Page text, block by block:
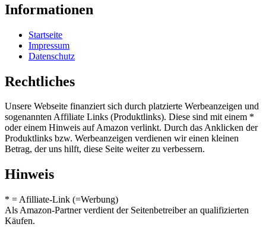
Informationen
Startseite
Impressum
Datenschutz
Rechtliches
Unsere Webseite finanziert sich durch platzierte Werbeanzeigen und
sogenannten Affiliate Links (Produktlinks). Diese sind mit einem *
oder einem Hinweis auf Amazon verlinkt. Durch das Anklicken der
Produktlinks bzw. Werbeanzeigen verdienen wir einen kleinen
Betrag, der uns hilft, diese Seite weiter zu verbessern.
Hinweis
* = Afilliate-Link (=Werbung)
Als Amazon-Partner verdient der Seitenbetreiber an qualifizierten
Käufen.